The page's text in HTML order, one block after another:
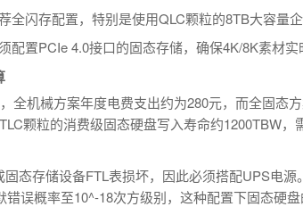
全闪存配置，特别是使用QLC颗粒的8TB大容量
配置PCIe 4.0接口的固态存储，确保4K/8K素材
全机械方案年度电费支出约为280元，而全固态
颗粒的消费级固态硬盘写入寿命约1200TBW，
态存储设备FTL表损坏，因此必须搭配UPS电
误概率至10^-18次方级别，这种配置下固态硬盘